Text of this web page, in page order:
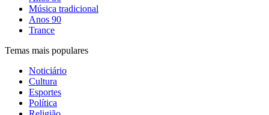
Música tradicional
Anos 90
Trance
Temas mais populares
Noticiário
Cultura
Esportes
Política